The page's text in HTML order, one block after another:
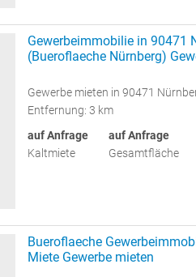
Gewerbeimmobilie in 90471
(Bueroflaeche Nürnberg)
Gewerbe mieten in 90471
Entfernung: 3 km
auf Anfrage
Kaltmiete
auf Anfrage
Gesamtfläche
Bueroflaeche
Miete Gewerbe mieten